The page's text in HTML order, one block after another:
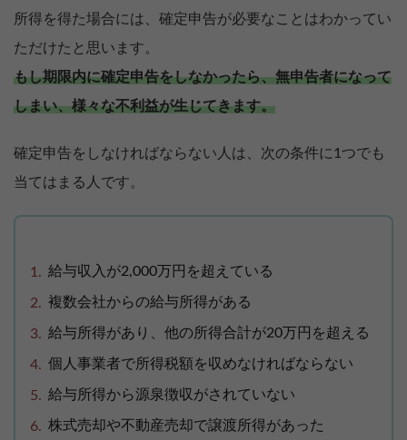
所得を得た場合には、確定申告が必要なことはわかってい
ただけたと思います。
もし期限内に確定申告をしなかったら、無申告者になって
しまい、様々な不利益が生じてきます。
確定申告をしなければならない人は、次の条件に1つでも
当てはまる人です。
給与収入が2,000万円を超えている
複数会社からの給与所得がある
給与所得があり、他の所得合計が20万円を超える
個人事業者で所得税額を収めなければならない
給与所得から源泉徴収がされていない
株式売却や不動産売却で譲渡所得があった